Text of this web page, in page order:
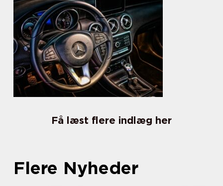
Få læst flere indlæg her
Flere Nyheder